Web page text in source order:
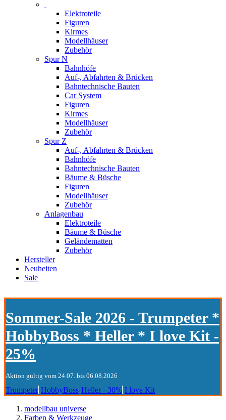
Elektroteile
Figuren
Kirmes
Modellhäuser
Zubehör
Spur N
Bahnhöfe
Auf-, Abfahrten & Brücken
Bahntechnische Bauten
Car System
Figuren
Kirmes
Modellhäuser
Zubehör
Spur Z
Auf-, Abfahrten & Brücken
Bahnhöfe
Bahntechnische Bauten
Bäume & Büsche
Figuren
Modellhäuser
Zubehör
Anlagenbau
Elektroteile
Bäume & Büsche
Geländematten
Zubehör
Hersteller
Neuheiten
Sale
Sommer-Sale 2026 - Trumpeter *
HobbyBoss * Heller * I love Kit -
25%
Aktion gültig vom 24.07. bis 06.08.2026
Trumpeter HobbyBoss Heller - 30% I love Kit
modellbau universe
Farben & Werkzeuge